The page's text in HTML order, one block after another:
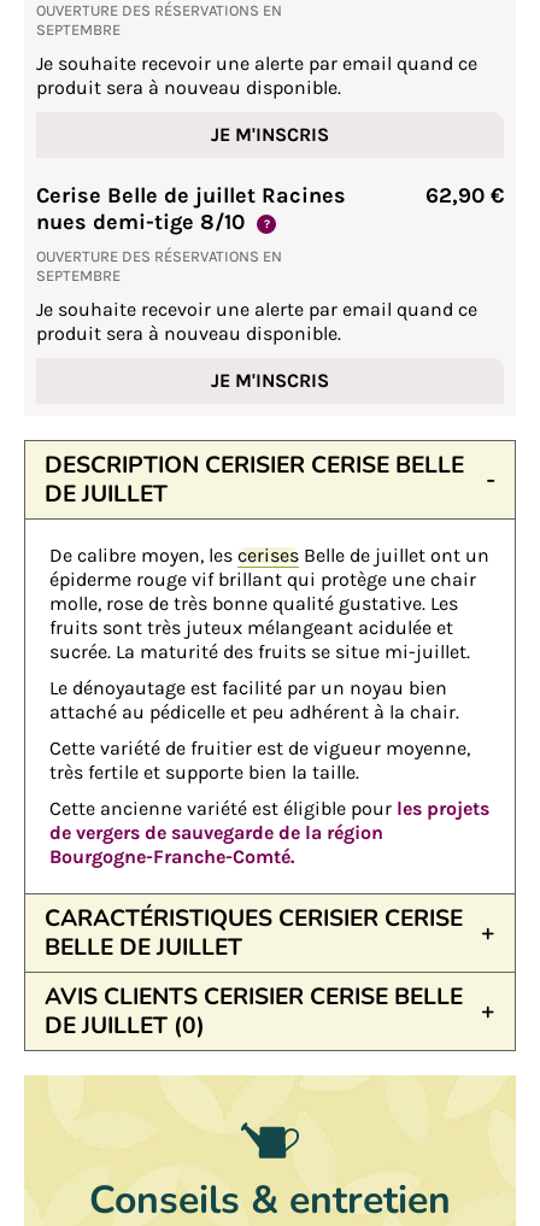
OUVERTURE DES RÉSERVATIONS EN
SEPTEMBRE
Je souhaite recevoir une alerte par email quand ce
produit sera à nouveau disponible.
JE M'INSCRIS
Cerise Belle de juillet Racines
nues demi-tige 8/10
?
OUVERTURE DES RÉSERVATIONS EN
SEPTEMBRE
62,90 €
Je souhaite recevoir une alerte par email quand ce
produit sera à nouveau disponible.
JE M'INSCRIS
DESCRIPTION CERISIER CERISE BELLE
DE JUILLET
De calibre moyen, les cerises Belle de juillet ont un
épiderme rouge vif brillant qui protège une chair
molle, rose de très bonne qualité gustative. Les
fruits sont très juteux mélangeant acidulée et
sucrée. La maturité des fruits se situe mi-juillet.
Le dénoyautage est facilité par un noyau bien
attaché au pédicelle et peu adhérent à la chair.
Cette variété de fruitier est de vigueur moyenne,
très fertile et supporte bien la taille.
Cette ancienne variété est éligible pour les projets
de vergers de sauvegarde de la région
Bourgogne-Franche-Comté.
CARACTÉRISTIQUES CERISIER CERISE
BELLE DE JUILLET
AVIS CLIENTS CERISIER CERISE BELLE
DE JUILLET (0)
Conseils & entretien